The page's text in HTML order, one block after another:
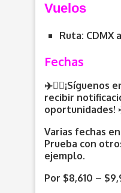
Vuelos
Ruta: CDMX
Fechas
✈️🏃‍♂️¡Síguenos
recibir
oportunidades!
Varias fechas
Prueba con
ejemplo.
Por $8,610 –